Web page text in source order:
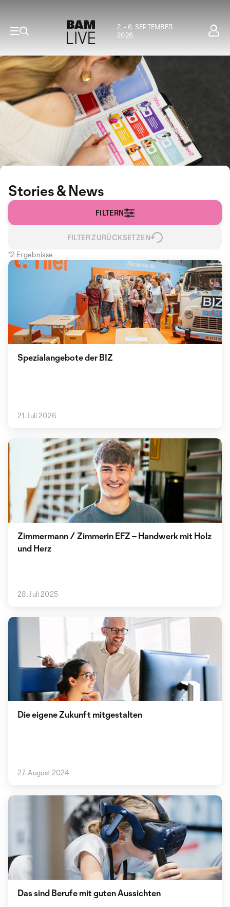
2. - 6. SEPTEMBER
2026
Stories & News
FILTERN
FILTER ZURÜCKSETZEN
12 Ergebnisse
Spezialangebote der BIZ
21. Juli 2026
Zimmermann / Zimmerin EFZ – Handwerk mit Holz
und Herz
28. Juli 2025
Die eigene Zukunft mitgestalten
27. August 2024
Das sind Berufe mit guten Aussichten